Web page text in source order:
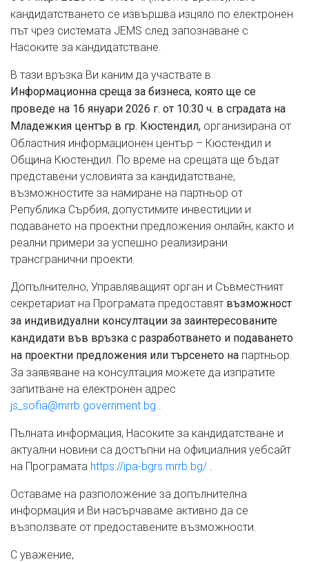
кандидатстването се извършва изцяло по електронен
път чрез системата JEMS след запознаване с
Насоките за кандидатстване.
В тази връзка Ви каним да участвате в
Информационна среща за бизнеса, която ще се
проведе на 16 януари 2026 г. от 10:30 ч. в сградата на
Младежкия център в гр. Кюстендил, организирана от
Областния информационен център – Кюстендил и
Община Кюстендил. По време на срещата ще бъдат
представени условията за кандидатстване,
възможностите за намиране на партньор от
Република Сърбия, допустимите инвестиции и
подаването на проектни предложения онлайн, както и
реални примери за успешно реализирани
трансгранични проекти.
Допълнително, Управляващият орган и Съвместният
секретариат на Програмата предоставят възможност
за индивидуални консултации за заинтересованите
кандидати във връзка с разработването и подаването
на проектни предложения или търсенето на партньор.
За заявяване на консултация можете да изпратите
запитване на електронен адрес
js_sofia@mrrb.government.bg
Пълната информация, Насоките за кандидатстване и
актуални новини са достъпни на официалния уебсайт
на Програмата https://ipa-bgrs.mrrb.bg/
Оставаме на разположение за допълнителна
информация и Ви насърчаваме активно да се
възползвате от предоставените възможности.
С уважение,